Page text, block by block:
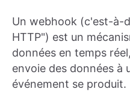
Un webhook (c'est-à-
HTTP") est un
données en temps
envoie des données à
événement se